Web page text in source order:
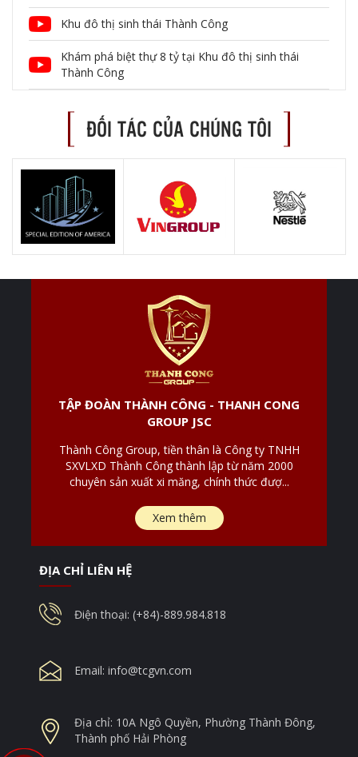
Khu đô thị sinh thái Thành Công
Khám phá biệt thự 8 tỷ tại Khu đô thị sinh thái
Thành Công
ĐỐI TÁC CỦA CHÚNG TÔI
TẬP ĐOÀN THÀNH CÔNG - THANH CONG
GROUP JSC
Thành Công Group, tiền thân là Công ty TNHH
SXVLXD Thành Công thành lập từ năm 2000
chuyên sản xuất xi măng, chính thức đượ...
Xem thêm
ĐỊA CHỈ LIÊN HỆ
Điện thoại: (+84)-889.984.818
Email: info@tcgvn.com
Địa chỉ: 10A Ngô Quyền, Phường Thành Đông,
Thành phố Hải Phòng